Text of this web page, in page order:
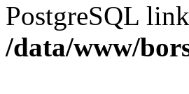
PostgreSQL
/data/www/